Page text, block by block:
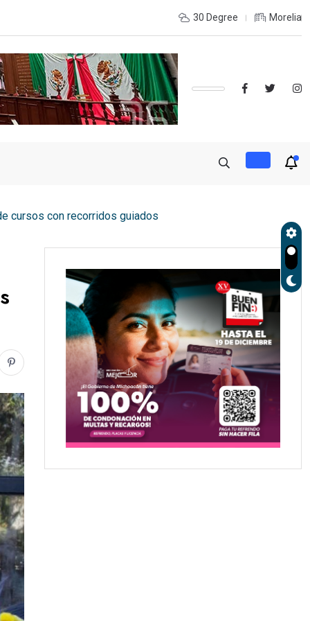
RECONSTRUCCIÓN DEL TEJIDO SOCIAL, INVITA RECTORA
30 Degree Morelia
cursos con recorridos guiados